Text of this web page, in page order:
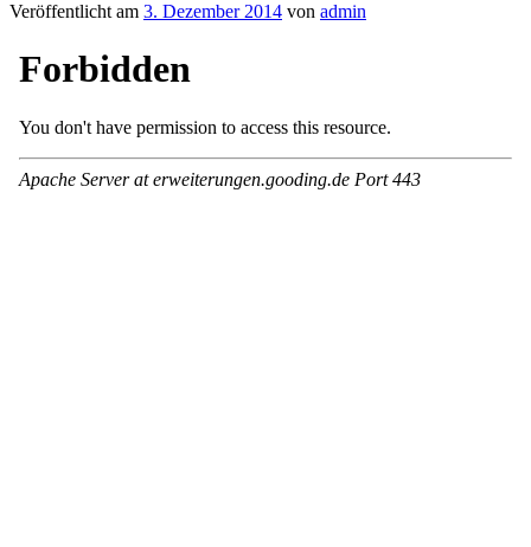
Veröffentlicht am 3. Dezember 2014 von admin